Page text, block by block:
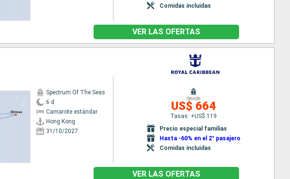
Comidas incluidas
VER LAS OFERTAS
Spectrum Of The Seas
6 d
Camarote estándar
Hong Kong
31/10/2027
desde
US$ 664
Tasas: +US$ 119
Precio especial familias
Hasta -60% en el 2° pasajero
Comidas incluidas
VER LAS OFERTAS